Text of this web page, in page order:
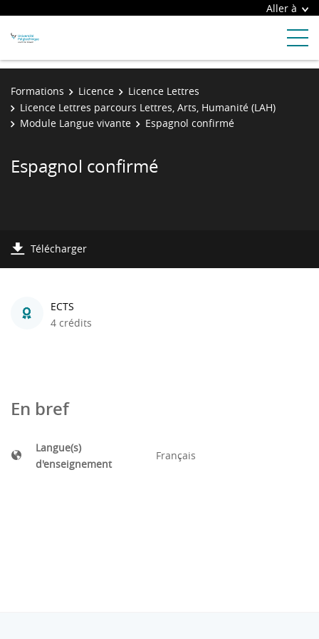
Aller à
Formations Licence
Licence Lettres
Licence Lettres parcours Lettres, Arts, Humanité (LAH)
Module Langue vivante
Espagnol confirmé
Espagnol confirmé
Télécharger
ECTS
4 crédits
En bref
Langue(s)
d'enseignement
Français